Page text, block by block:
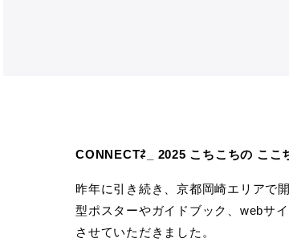
CONNECT⇄_ 2025 こちこちの ここ
昨年に引き続き、京都岡崎エリアで
型ポスターやガイドブック、webサ
させていただきました。